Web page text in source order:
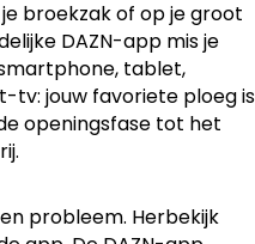
broekzak of op je groot
DAZN-app mis je
tablet,
tv: jouw favoriete ploeg is
openingsfase tot het
probleem. Herbekijk